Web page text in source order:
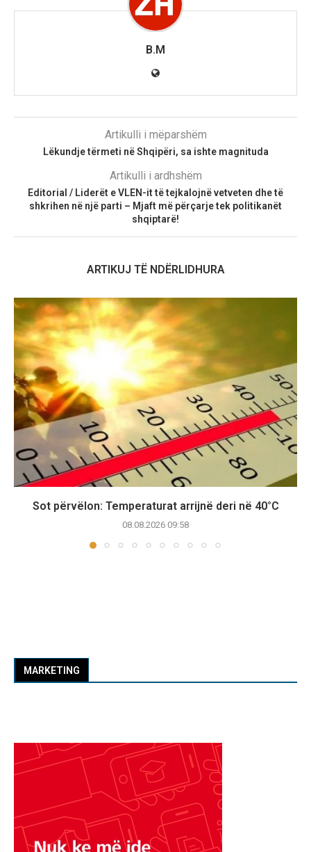
B.M
Artikulli i mëparshëm
Lëkundje tërmeti në Shqipëri, sa ishte magnituda
Artikulli i ardhshëm
Editorial / Liderët e VLEN-it të tejkalojnë vetveten dhe të
shkrihen në një parti – Mjaft më përçarje tek politikanët
shqiptarë!
ARTIKUJ TË NDËRLIDHURA
Sot përvëlon: Temperaturat arrijnë deri në 40°C
08.08.2026 09:58
MARKETING